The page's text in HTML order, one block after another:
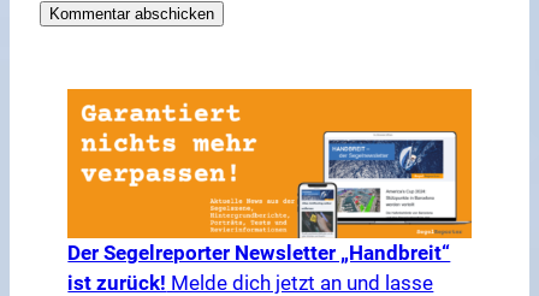
Der Segelreporter Newsletter „Handbreit“
ist zurück! Melde dich jetzt an und lasse